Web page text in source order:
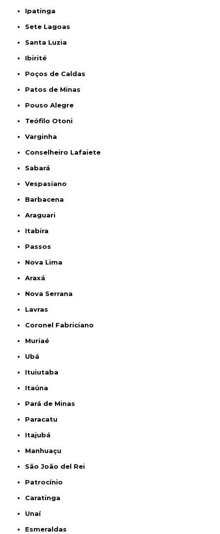
Ipatinga
Sete Lagoas
Santa Luzia
Ibirité
Poços de Caldas
Patos de Minas
Pouso Alegre
Teófilo Otoni
Varginha
Conselheiro Lafaiete
Sabará
Vespasiano
Barbacena
Araguari
Itabira
Passos
Nova Lima
Araxá
Nova Serrana
Lavras
Coronel Fabriciano
Muriaé
Ubá
Ituiutaba
Itaúna
Pará de Minas
Paracatu
Itajubá
Manhuaçu
São João del Rei
Patrocínio
Caratinga
Unaí
Esmeraldas